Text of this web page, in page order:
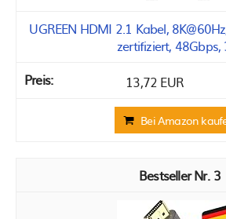
UGREEN HDMI 2.1 Kabel,
zertifiziert, 48Gbps,
13,72 EUR
Bei Amazon
3